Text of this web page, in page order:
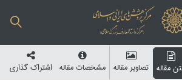
مقاله تصاویر مقاله مشخصات مقاله اشتراک گذاری